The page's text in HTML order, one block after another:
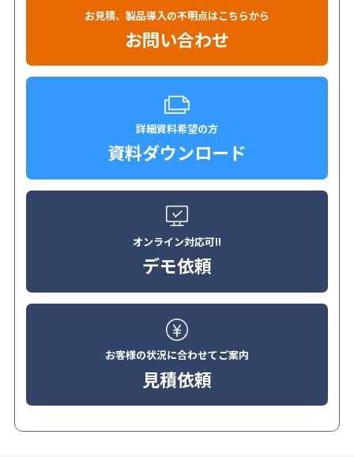
お見積、製品導入の不明点はこちらから
お問い合わせ
詳細資料希望の方
資料ダウンロード
オンライン対応可!!
デモ依頼
お客様の状況に合わせてご案内
見積依頼